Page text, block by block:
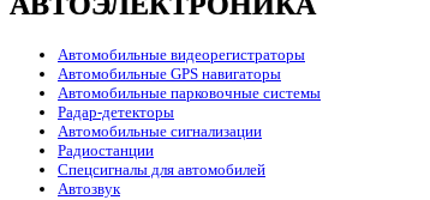
Автомобильные видеорегистраторы
Автомобильные GPS навигаторы
Автомобильные парковочные системы
Радар-детекторы
Автомобильные сигнализации
Радиостанции
Спецсигналы для автомобилей
Автозвук